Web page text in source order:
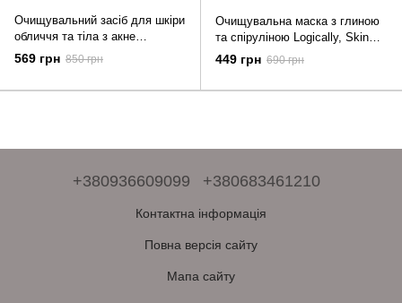
Очищувальний засіб для шкіри
обличчя та тіла з акне
Logically, Skin ACNE Cleanser
300 мл
569 грн 850 грн
Очищувальна маска з глиною
та спіруліною Logically, Skin
Clarifying Green Mask 100 г
449 грн 690 грн
+380936609099 +380683461210
Контактна інформація
Повна версія сайту
Мапа сайту